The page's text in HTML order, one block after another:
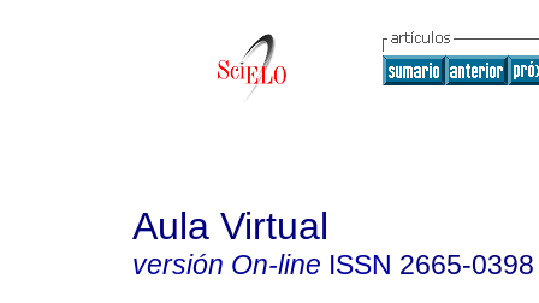
Aula Virtual
versión On-line ISSN 2665-0398